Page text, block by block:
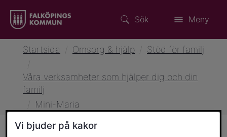
Sök Meny
Startsida Omsorg & hjälp
Stöd för familj
Våra verksamheter som hjälper dig och din
familj
Mini-Maria
Vi bjuder på kakor